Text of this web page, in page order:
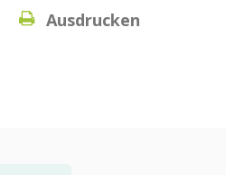
Ausdrucken